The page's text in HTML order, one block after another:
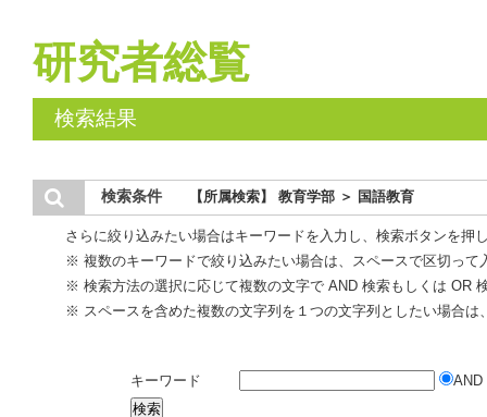
研究者総覧
検索結果
検索条件 【所属検索】 教育学部 ＞ 国語教育
さらに絞り込みたい場合はキーワードを入力し、検索ボタンを押
※ 複数のキーワードで絞り込みたい場合は、スペースで区切って
※ 検索方法の選択に応じて複数の文字で AND 検索もしくは OR
※ スペースを含めた複数の文字列を１つの文字列としたい場合は
キーワード AND